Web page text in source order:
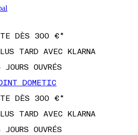
DÈS 300 €*
TARD AVEC KLARNA
OUVRÉS
DOMETIC
DÈS 300 €*
TARD AVEC KLARNA
OUVRÉS